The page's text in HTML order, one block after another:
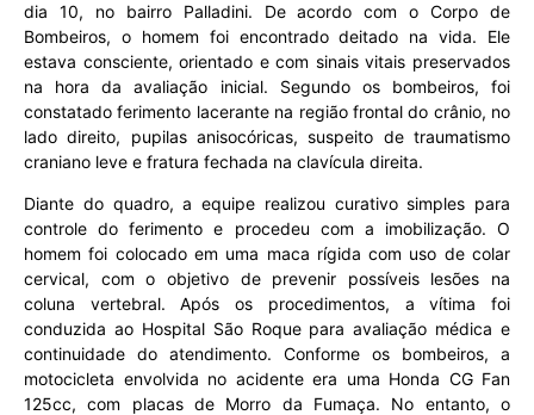
dia 10, no bairro Palladini. De acordo com o Corpo de
Bombeiros, o homem foi encontrado deitado na vida. Ele
estava consciente, orientado e com sinais vitais preservados
na hora da avaliação inicial. Segundo os bombeiros, foi
constatado ferimento lacerante na região frontal do crânio, no
lado direito, pupilas anisocóricas, suspeito de traumatismo
craniano leve e fratura fechada na clavícula direita.
Diante do quadro, a equipe realizou curativo simples para
controle do ferimento e procedeu com a imobilização. O
homem foi colocado em uma maca rígida com uso de colar
cervical, com o objetivo de prevenir possíveis lesões na
coluna vertebral. Após os procedimentos, a vítima foi
conduzida ao Hospital São Roque para avaliação médica e
continuidade do atendimento. Conforme os bombeiros, a
motocicleta envolvida no acidente era uma Honda CG Fan
125cc, com placas de Morro da Fumaça. No entanto, o